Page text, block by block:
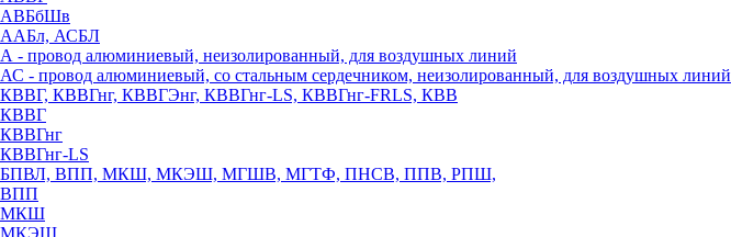
АВБбШв
ААБл, АСБЛ
А - провод алюминиевый, неизолированный, для воздушных линий
АС - провод алюминиевый, со стальным сердечником, неизолированный, для воздушных линий
КВВГ, КВВГнг, КВВГЭнг, КВВГнг-LS, КВВГнг-FRLS, КВВ
КВВГ
КВВГнг
КВВГнг-LS
БПВЛ, ВПП, МКШ, МКЭШ, МГШВ, МГТФ, ПНСВ, ППВ, РПШ,
ВПП
МКШ
МКЭШ